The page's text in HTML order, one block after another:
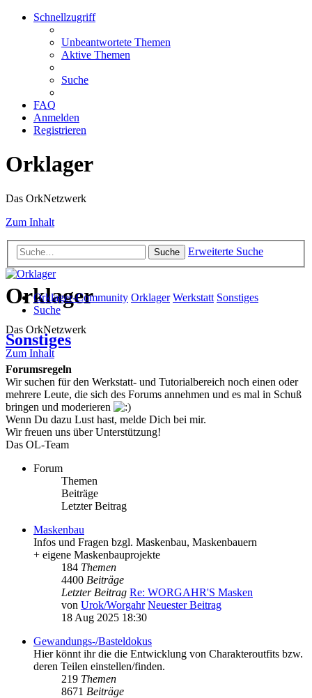
Schnellzugriff
Unbeantwortete Themen
Aktive Themen
Suche
FAQ
Anmelden
Registrieren
Orklager
Das OrkNetzwerk
Zum Inhalt
Suche Erweiterte Suche
Orklager
Das OrkNetzwerk
Zum Inhalt
Orklager-Community Orklager Werkstatt Sonstiges
Suche
Sonstiges
Forumsregeln
Wir suchen für den Werkstatt- und Tutorialbereich noch einen oder
mehrere Leute, die sich des Forums annehmen und es mal in Schuß
bringen und moderieren
Wenn Du dazu Lust hast, melde Dich bei mir.
Wir freuen uns über Unterstützung!
Das OL-Team
Forum
Themen
Beiträge
Letzter Beitrag
Maskenbau
Infos und Fragen bzgl. Maskenbau, Maskenbauern
+ eigene Maskenbauprojekte
184 Themen
4400 Beiträge
Letzter Beitrag Re: WORGAHR'S Masken
von Urok/Worgahr Neuester Beitrag
18 Aug 2025 18:30
Gewandungs-/Basteldokus
Hier könnt ihr die die Entwicklung von Charakteroutfits bzw.
deren Teilen einstellen/finden.
219 Themen
8671 Beiträge